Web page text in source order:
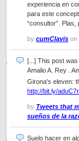
experiencia en
para este
“consultor”.
by cumClavis on
[...] This post was
Amalio A. Rey .
Girona's eleven:
http://bit.ly/
by Tweets that
sueños de la
Suelo hacer en